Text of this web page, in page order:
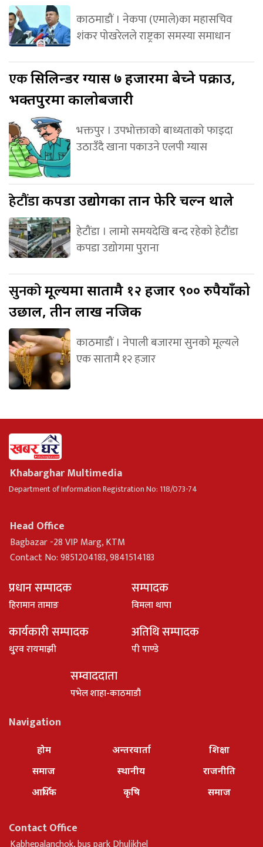
काठमाडौं । नेकपा (एमाले)का महासचिव
शंकर पोखरेलले राष्ट्रका समस्या समाधान
एकसिलिन्डर ग्यास ७ हजारमा बेच्ने पक्राउ,
भक्तपुरमा कालोबजारी
भक्तपुर । उपभोक्ताको बाध्यताको फाइदा
उठाउँदै खाना पकाउने एलपी ग्यास
हेटौंडाकपडा उद्योगका तान फेरि चल्न थाले
हेटौंडा । लामो समयदेखि बन्द रहेको हेटौंडा
कपडा उद्योगमा पुराना
सुनकोमूल्यमा सातामै १२ हजार ९०० रुपैयाँको
उछाल, तीन लाख नजिक
काठमाडौं । नेपाली बजारमा सुनको मूल्यले
एक सातामै १२ हजार
Khabarghar Multimedia
Department of Information Registration No: 118/073-74
Head Office
Bagbazar -28 VIP Marg, KTM
Contact No: 9851204183, 9841514183
प्रधान सम्पादक
हिरामान तामाङ
सम्पादक
विमला थापा
कार्यकारी सम्पादक
धु्रव रायमाझी
अतिथि सम्पादक
पी पाण्डे
सम्वाददाता
पभेल शाहा-काठमाडौ
Navigation
होम
समाज
आर्थिक
अन्तरवार्ता
स्थानीय
कृषि
शिक्षा
राजनीति
समाज
Contact Office